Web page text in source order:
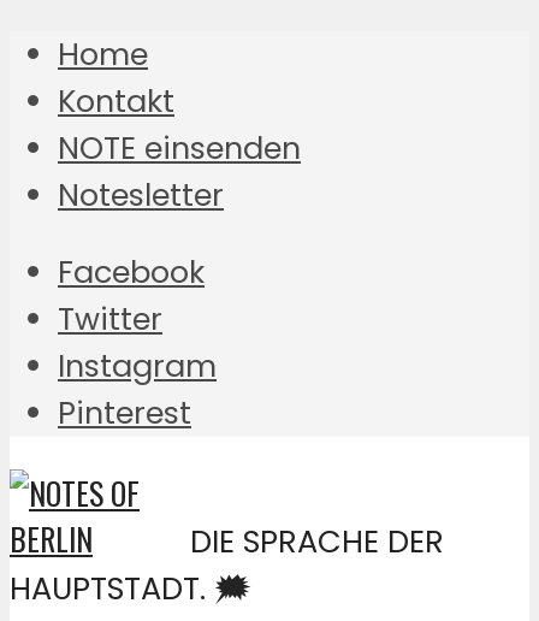
Home
Kontakt
NOTE einsenden
Notesletter
Facebook
Twitter
Instagram
Pinterest
DIE SPRACHE DER
HAUPTSTADT. 🗯️